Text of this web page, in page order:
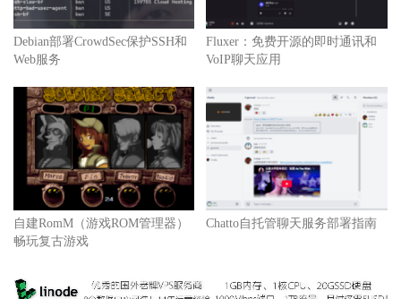
Debian部署CrowdSec保护SSH和
Web服务
Fluxer：免费开源的即时通讯和
VoIP聊天应用
自建RomM（游戏ROM管理器）
畅玩复古游戏
Chatto自托管聊天服务部署指南